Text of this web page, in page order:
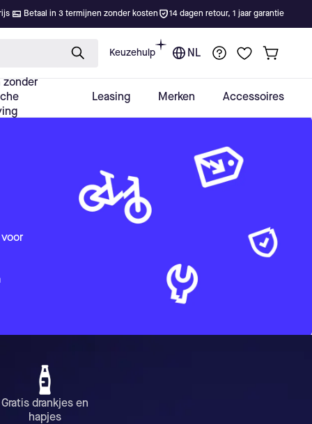
Gratis drankjes en
hapjes